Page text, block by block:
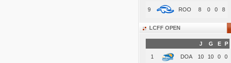
9 ROO 8 0 0 8
LCFF OPEN
J G E P
1 DOA 10 10 0 0